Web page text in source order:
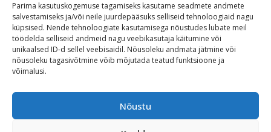
Parima kasutuskogemuse tagamiseks kasutame seadmete andmete
salvestamiseks ja/või neile juurdepääsuks selliseid tehnoloogiaid nagu
küpsised. Nende tehnoloogiate kasutamisega nõustudes lubate meil
töödelda selliseid andmeid nagu veebikasutaja käitumine või
unikaalsed ID-d sellel veebisaidil. Nõusoleku andmata jätmine või
nõusoleku tagasivõtmine võib mõjutada teatud funktsioone ja
võimalusi.
Nõustu
Maitseelamused
Vaatamisväärsused
Visit Tallinn
Turismiprofessionaalile